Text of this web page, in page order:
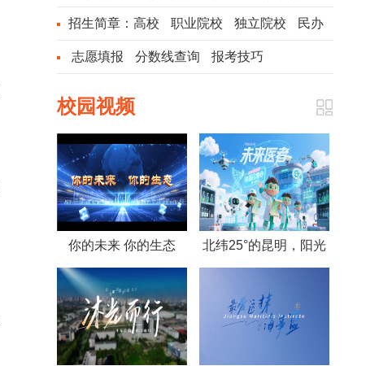
招生简章： 高校 职业院校 独立院校 民办
院校志愿填报 分数线查询 报考技巧
校园视频
你的未来 你的生态
——湖北生态工程职业
技术学院2025生态宣
传片
北纬25°的昆明，阳光
者，医路启航——《未
来医者》2025云南医